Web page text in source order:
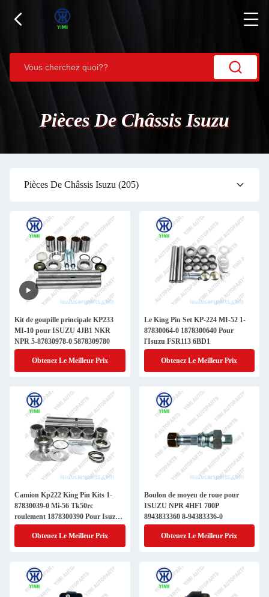
Pièces De Châssis Isuzu
Pièces De Châssis Isuzu (205)
Kit de goupille principale KP233
MI-10 pour ISUZU 4JB1 NKR
NPR 5-87830978-0 5878309780
Obtenez Le Meilleur Prix
Le King Pin Set KP-224 MI-52 1-
87830064-0 1878300640 Pour
l'Isuzu FSR113 6BD1
Obtenez Le Meilleur Prix
Camion Kp222 King Pin Kits 1-
87830039-0 Mi-56 Tk50rc
roulement 1878300390 Pour Isuzu
Cvr Fvr
Obtenez Le Meilleur Prix
Boulon de moyeu de roue pour
ISUZU NPR 4HF1 700P
8943833360 8-94383336-0
Obtenez Le Meilleur Prix